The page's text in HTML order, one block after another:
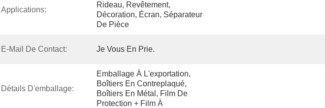
Applications:
Rideau, Revêtement,
Décoration, Écran, Séparateur
De Pièce
E-Mail De Contact: Je Vous En Prie.
Détails D'emballage:
Emballage À L'exportation,
Boîtiers En Contreplaqué,
Boîtiers En Métal, Film De
Protection + Film À